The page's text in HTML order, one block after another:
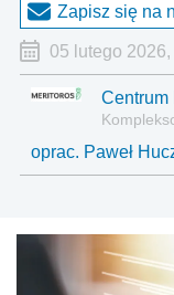
Zapisz się na
05 lutego 2026,
Centrum
oprac. Paweł